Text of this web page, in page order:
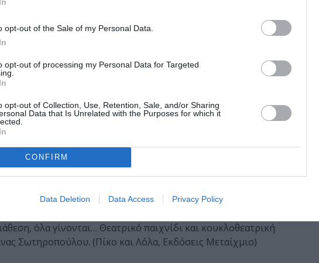
opt-out of the Sale of my Personal Data.
opt-out of processing my Personal Data for Targeted
opt-out of Collection, Use, Retention, Sale, and/or Sharing
Data that Is Unrelated with the Purposes for which it
CONFIRM
Data Deletion Data Access Privacy Policy
παραγγελίες το ένα στο άλλο. Χρησιμοποιώντας την έκτυπη
σελιδοδείκτης θα είναι διακοσμημένος με αγαπημένα σχέδια των
ιδιότητες όπως έχει η ασημένια ζώνη στο βιβλίο.
καμινάδα της πρώην χυμοποιίας Κρόνος, τα παιδιά
και συζητούν για την επανάχρηση χώρων και κτηρίων. Τα παιδιά θα
κτίρια, μέσα από τις ζωγραφιές τους ή τα κολλάζ, έργα τα οποία
αποφασίζουν να πάνε μια εκδρομή, αλλά κάποιος απ’ τους δυο δεν
όλα γίνονται… Θεατρικό παιχνίδι και κουκλοθεατρική
Σωτηροπούλου. (Πίκο και Λόλα, Εκδόσεις Μεταίχμιο)